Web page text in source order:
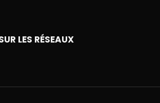
LES RÉSEAUX